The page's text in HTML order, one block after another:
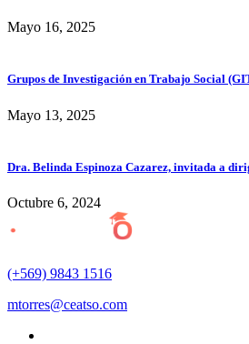
Mayo 16, 2025
Grupos de Investigación en Trabajo Social
Mayo 13, 2025
Dra. Belinda Espinoza Cazarez, invitada a
Octubre 6, 2024
(+569) 9843 1516
mtorres@ceatso.com